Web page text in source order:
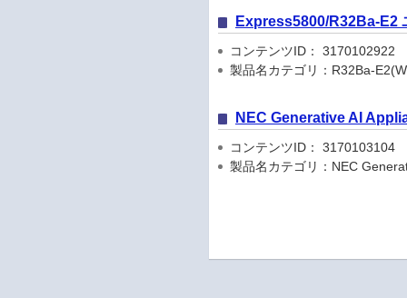
Express5800/R32Ba-E2
コンテンツID： 3170102922
製品名カテゴリ：R32Ba-
NEC Generative AI
コンテンツID： 3170103104
製品名カテゴリ：NEC